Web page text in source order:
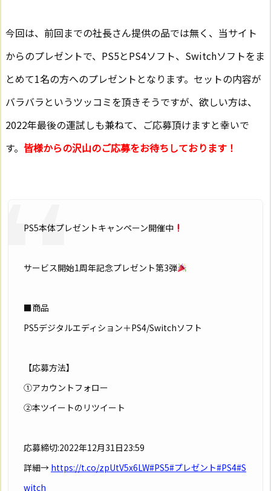
今回は、前回までの社長さん提供の品では無く、当サイト
からのプレゼントで、PS5とPS4ソフト、Switchソフトをま
とめて1名の方へのプレゼントとなります。セットの内容が
バラバラというツッコミを頂きそうですが、欲しい方は、
2022年最後の運試しも兼ねて、ご応募頂けますと幸いで
す。 皆様からの沢山のご応募をお待ちしております！
PS5本体プレゼントキャンペーン開催中
サービス開始1周年記念プレゼント第3弾
■商品
PS5デジタルエディション＋PS4/Switchソフト
【応募方法】
①アカウントフォロー
②本ツイートのリツイート
応募締切:2022年12月31日23:59
詳細→ https://t.co/zpUtV5x6LW#PS5#プレゼント#PS4#S
witch